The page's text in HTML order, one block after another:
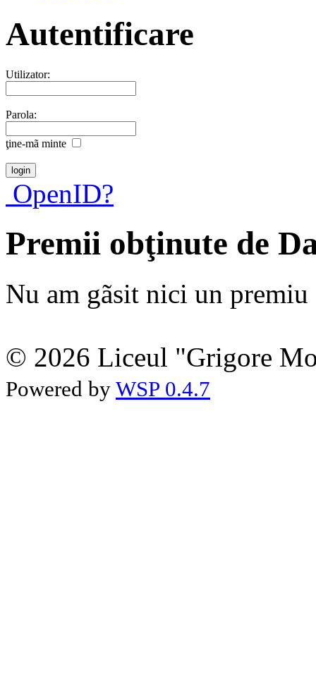
Autentificare
Utilizator:
Parola:
ţine-mã minte
OpenID?
Premii obţinute de
Nu am gãsit nici un premiu
© 2026 Liceul "Grigore
Powered by WSP 0.4.7